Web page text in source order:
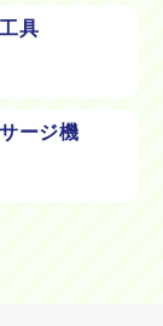
工具
ージ機